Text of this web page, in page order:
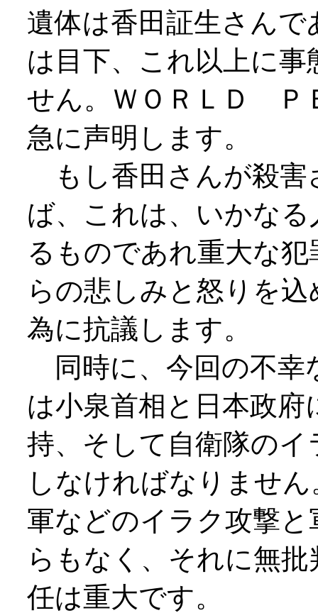
遺体は香田証生さん
は目下、これ以上に
せん。ＷＯＲＬＤ Ｐ
急に声明します。
もし香田さんが殺害
ば、これは、いかな
るものであれ重大な
らの悲しみと怒りを
為に抗議します。
同時に、今回の不幸
は小泉首相と日本政
持、そして自衛隊の
しなければなりませ
軍などのイラク攻撃
らもなく、それに無
任は重大です。